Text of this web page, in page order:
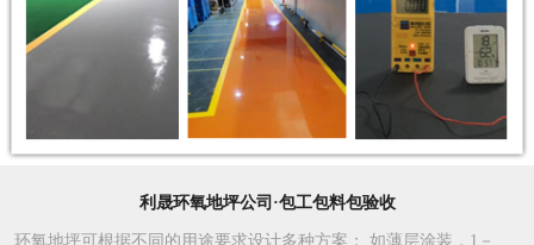
利晟环氧地坪公司·包工包料包验收
环氧地坪可根据不同的用途要求设计多种方案 ： 如薄层涂装，1－